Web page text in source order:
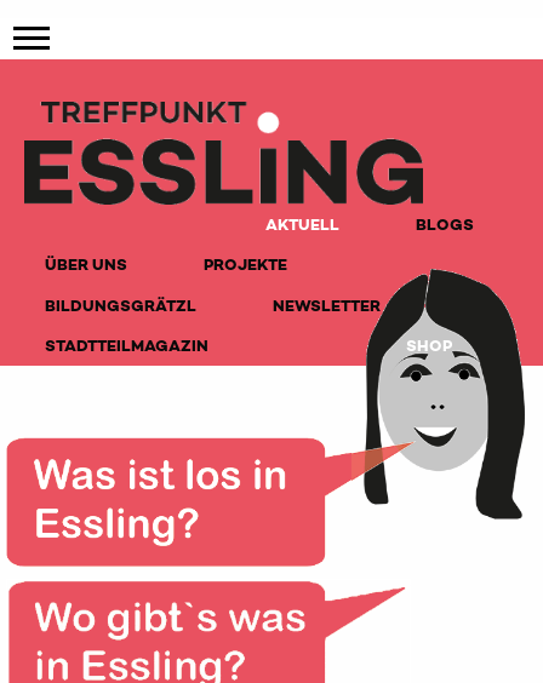
AKTUELL
BLOGS
ÜBER UNS
PROJEKTE
BILDUNGSGRÄTZL
NEWSLETTER
STADTTEILMAGAZIN
SHOP